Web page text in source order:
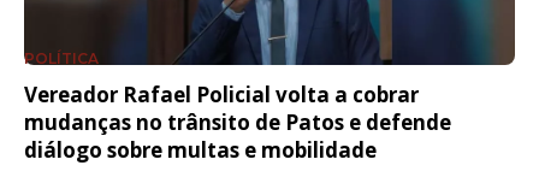
POLÍTICA
Vereador Rafael Policial volta a cobrar
mudanças no trânsito de Patos e defende
diálogo sobre multas e mobilidade